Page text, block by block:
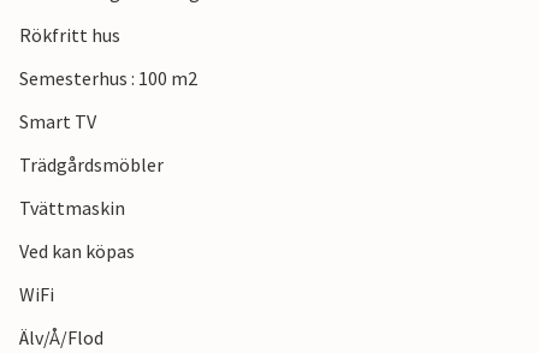
upptäck mångfalden i Toscana.
Rökfritt hus
Semesterhus : 100 m2
Smart TV
Trädgårdsmöbler
Tvättmaskin
Ved kan köpas
WiFi
Älv/Å/Flod